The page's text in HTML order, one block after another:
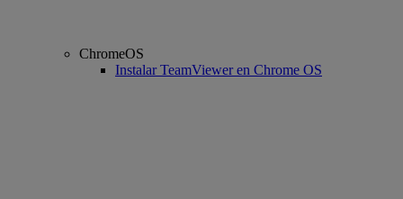
ChromeOS
Instalar TeamViewer en Chrome OS